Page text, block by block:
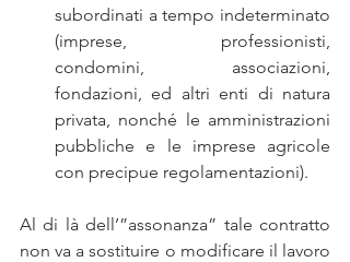
subordinati a tempo indeterminato
(imprese, professionisti,
condomini, associazioni,
fondazioni, ed altri enti di natura
privata, nonché le amministrazioni
pubbliche e le imprese agricole
con precipue regolamentazioni).
Al di là dell’”assonanza” tale contratto
non va a sostituire o modificare il lavoro